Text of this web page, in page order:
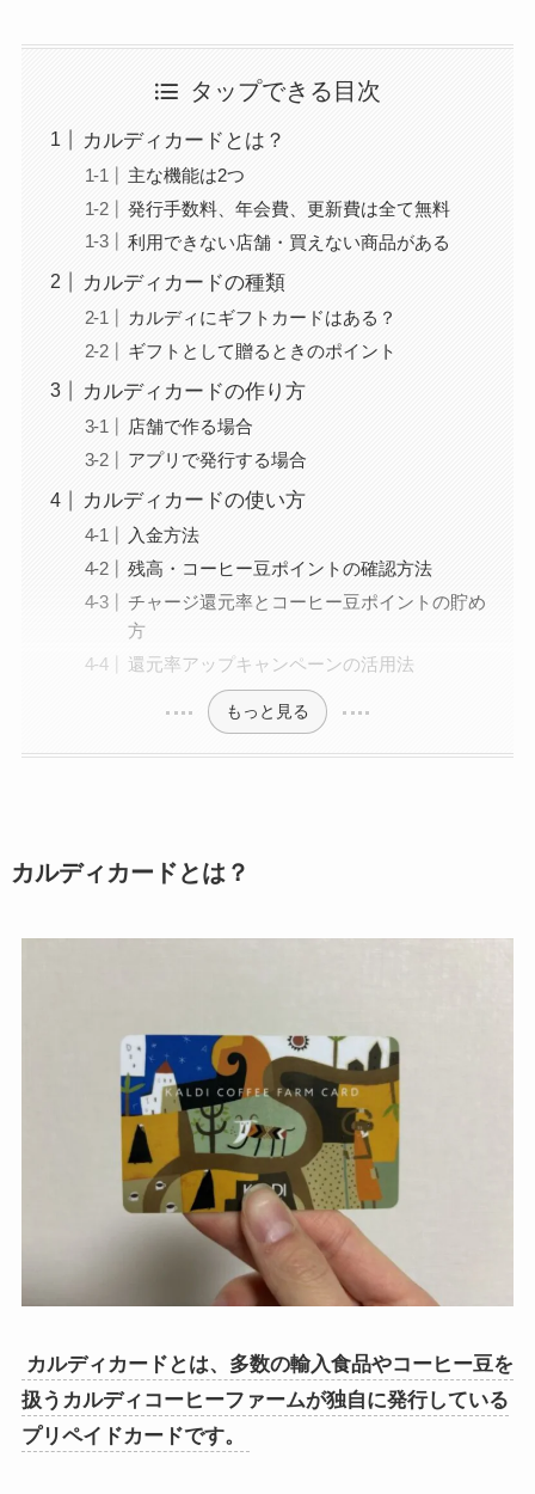
タップできる目次
カルディカードとは？
主な機能は2つ
発行手数料、年会費、更新費は全て無料
利用できない店舗・買えない商品がある
カルディカードの種類
カルディにギフトカードはある？
ギフトとして贈るときのポイント
カルディカードの作り方
店舗で作る場合
アプリで発行する場合
カルディカードの使い方
入金方法
残高・コーヒー豆ポイントの確認方法
チャージ還元率とコーヒー豆ポイントの貯め
方
還元率アップキャンペーンの活用法
もっと見る
カルディカードとは？
カルディカードとは、多数の輸入食品やコーヒー豆を
扱うカルディコーヒーファームが独自に発行している
プリペイドカードです。